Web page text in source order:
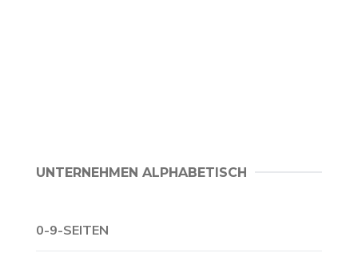
UNTERNEHMEN ALPHABETISCH
0-9-SEITEN